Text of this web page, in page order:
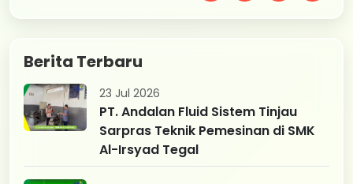
Berita Terbaru
23 Jul 2026
PT. Andalan Fluid Sistem Tinjau
Sarpras Teknik Pemesinan di SMK
Al-Irsyad Tegal